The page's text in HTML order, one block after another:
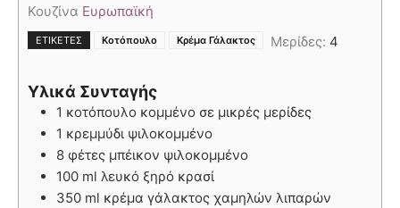
Κουζίνα Ευρωπαϊκή
ΕΤΙΚΈΤΕΣ Κοτόπουλο Κρέμα Γάλακτος Μερίδες: 4
Υλικά Συνταγής
1 κοτόπουλο κομμένο σε μικρές μερίδες
1 κρεμμύδι ψιλοκομμένο
8 φέτες μπέικον ψιλοκομμένο
100 ml λευκό ξηρό κρασί
350 ml κρέμα γάλακτος χαμηλών λιπαρών